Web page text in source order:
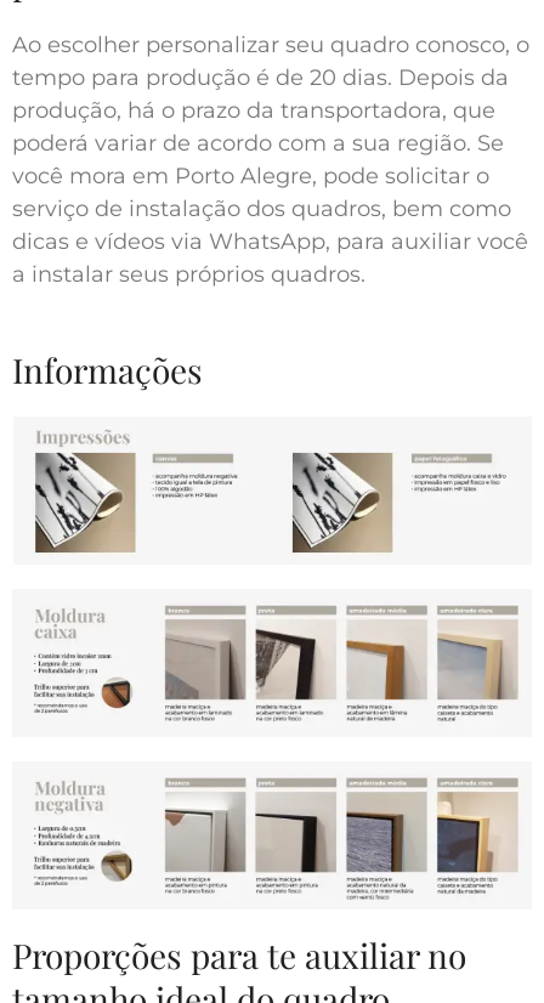
Ao escolher personalizar seu quadro conosco, o
tempo para produção é de 20 dias. Depois da
produção, há o prazo da transportadora, que
poderá variar de acordo com a sua região. Se
você mora em Porto Alegre, pode solicitar o
serviço de instalação dos quadros, bem como
dicas e vídeos via WhatsApp, para auxiliar você
a instalar seus próprios quadros.
Informações
Proporções para te auxiliar no